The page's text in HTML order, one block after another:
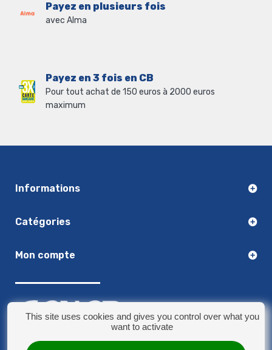
Payez en plusieurs fois
avec Alma
Payez en 3 fois en CB
Pour tout achat de 150 euros à 2000 euros
maximum
Informations
Catégories
Mon compte
This site uses cookies and gives you control over what you
want to activate